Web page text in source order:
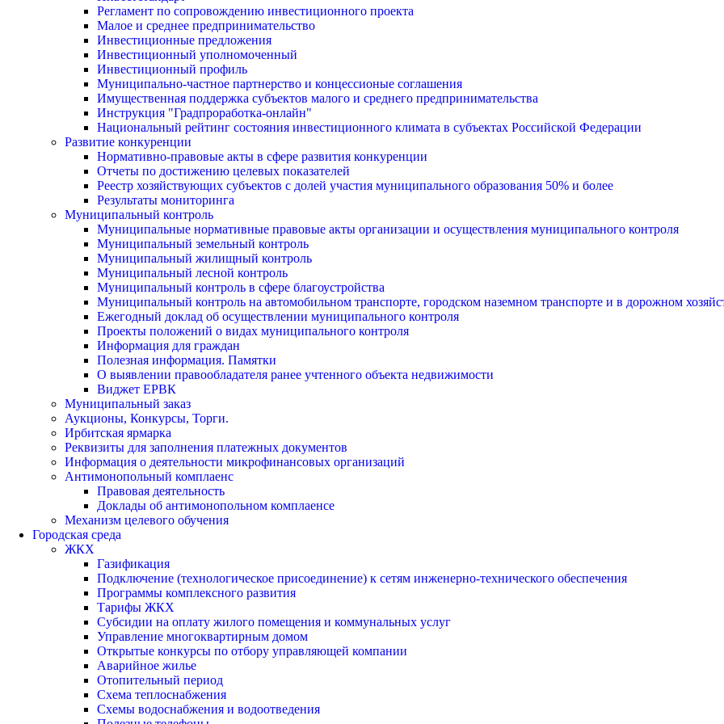
Регламент по сопровождению инвестиционного проекта
Малое и среднее предпринимательство
Инвестиционные предложения
Инвестиционный уполномоченный
Инвестиционный профиль
Муниципально-частное партнерство и концессионые соглашения
Имущественная поддержка субъектов малого и среднего предпринимательства
Инструкция "Градпроработка-онлайн"
Национальный рейтинг состояния инвестиционного климата в субъектах Российской Федерации
Развитие конкуренции
Нормативно-правовые акты в сфере развития конкуренции
Отчеты по достижению целевых показателей
Реестр хозяйствующих субъектов с долей участия муниципального образования 50% и более
Результаты мониторинга
Муниципальный контроль
Муниципальные нормативные правовые акты организации и осуществления муниципального контроля
Муниципальный земельный контроль
Муниципальный жилищный контроль
Муниципальный лесной контроль
Муниципальный контроль в сфере благоустройства
Муниципальный контроль на автомобильном транспорте, городском наземном транспорте и в дорожном
Ежегодный доклад об осуществлении муниципального контроля
Проекты положений о видах муниципального контроля
Информация для граждан
Полезная информация. Памятки
О выявлении правообладателя ранее учтенного объекта недвижимости
Виджет ЕРВК
Муниципальный заказ
Аукционы, Конкурсы, Торги.
Ирбитская ярмарка
Реквизиты для заполнения платежных документов
Информация о деятельности микрофинансовых организаций
Антимонопольный комплаенс
Правовая деятельность
Доклады об антимонопольном комплаенсе
Механизм целевого обучения
Городская среда
ЖКХ
Газификация
Подключение (технологическое присоединение) к сетям инженерно-технического обеспечения
Программы комплексного развития
Тарифы ЖКХ
Субсидии на оплату жилого помещения и коммунальных услуг
Управление многоквартирным домом
Открытые конкурсы по отбору управляющей компании
Аварийное жилье
Отопительный период
Схема теплоснабжения
Схемы водоснабжения и водоотведения